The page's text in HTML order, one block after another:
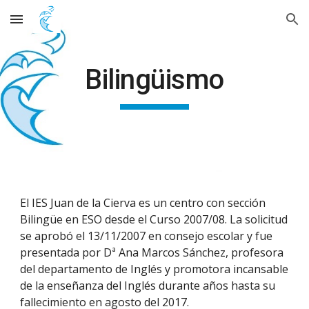
Skip to main content Skip to navigation
Bilingüismo
El IES Juan de la Cierva es un centro con sección
Bilingüe en ESO desde el Curso 2007/08. La solicitud
se aprobó el 13/11/2007 en consejo escolar y fue
presentada por Dª Ana Marcos Sánchez, profesora
del departamento de Inglés y promotora incansable
de la enseñanza del Inglés durante años hasta su
fallecimiento en agosto del 2017.